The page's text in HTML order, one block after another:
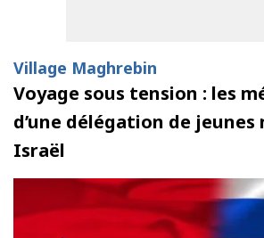
Village Maghrebin
Voyage sous tension : les
d’une délégation de jeunes
Israël